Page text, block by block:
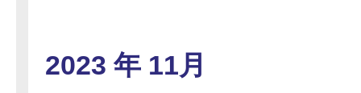
2023 年 11月